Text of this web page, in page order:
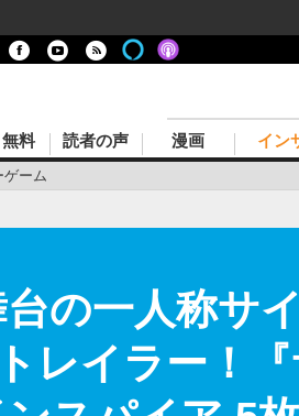
ゲーム
料 読者の声 漫画 イン
の一人称サ
レイラー！